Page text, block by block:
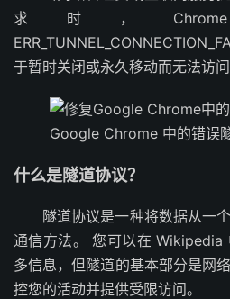
求时，
于暂时关闭或永久移动而无法访问
Google Chrome 中的错误
什么是隧道协议？
隧道协议是一种将数据从一
通信方法。 您可以在 Wikipedia
多信息，但隧道的基本部分是网
控您的活动并提供受限访问。